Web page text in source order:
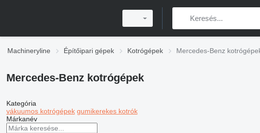
Machineryline Építőipari gépek Kotrógépek Mercedes-Benz
Mercedes-Benz kotrógépek
Kategória
vákuumos kotrógépek gumikerekes kotrók
Márkanév